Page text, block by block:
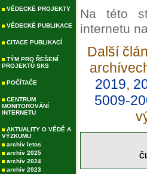
VĚDECKÉ PROJEKTY
VĚDECKÉ PUBLIKACE
CITACE PUBLIKACÍ
TÝM PRO ŘEŠENÍ
PROJEKTŮ SKS
POČÍTAČE
CENTRUM
MONITOROVÁNÍ
INTERNETU
AKTUALITY O VĚDĚ A
VÝZKUMU
archív letos
archív 2025
archív 2024
archív 2023
Na této
internetu
Další
2019,
5009-